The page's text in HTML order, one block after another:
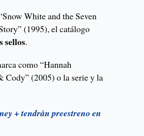
White and the Seven
(1995), el catálogo
sellos.
como “Hannah
Cody” (2005) o la serie y la
+ tendrán preestreno en